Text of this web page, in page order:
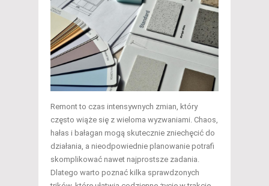
Remont to czas intensywnych zmian, który
często wiąże się z wieloma wyzwaniami. Chaos,
hałas i bałagan mogą skutecznie zniechęcić do
działania, a nieodpowiednie planowanie potrafi
skomplikować nawet najprostsze zadania.
Dlatego warto poznać kilka sprawdzonych